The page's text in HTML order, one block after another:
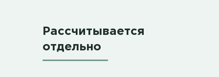
Рассчитывается
отдельно